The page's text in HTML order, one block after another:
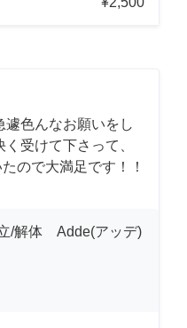
遽色んなお願いをし
受けて下さって、
ので大満足です！！
/解体 Adde(アッデ)